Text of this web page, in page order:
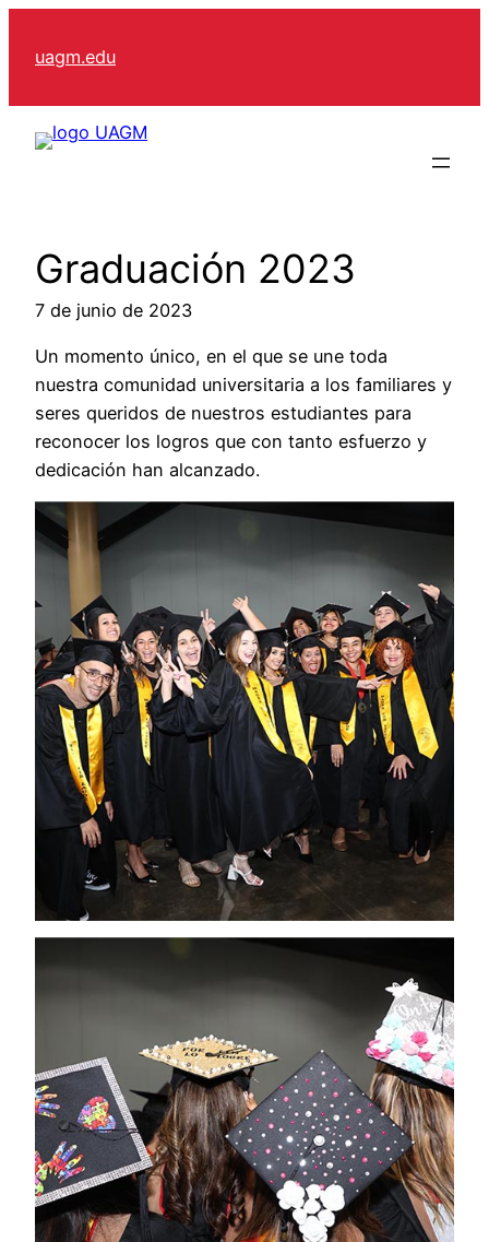
uagm.edu
Graduación 2023
7 de junio de 2023
Un momento único, en el que se une toda
nuestra comunidad universitaria a los familiares y
seres queridos de nuestros estudiantes para
reconocer los logros que con tanto esfuerzo y
dedicación han alcanzado.